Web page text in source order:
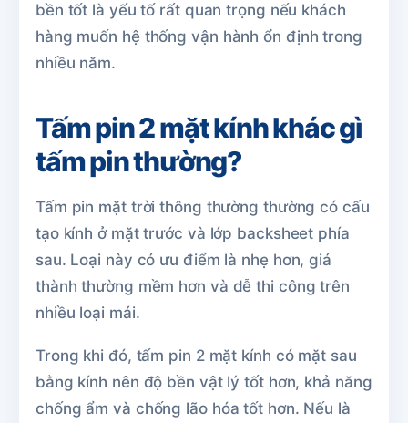
bền tốt là yếu tố rất quan trọng nếu khách
hàng muốn hệ thống vận hành ổn định trong
nhiều năm.
Tấm pin 2 mặt kính khác gì
tấm pin thường?
Tấm pin mặt trời thông thường thường có cấu
tạo kính ở mặt trước và lớp backsheet phía
sau. Loại này có ưu điểm là nhẹ hơn, giá
thành thường mềm hơn và dễ thi công trên
nhiều loại mái.
Trong khi đó, tấm pin 2 mặt kính có mặt sau
bằng kính nên độ bền vật lý tốt hơn, khả năng
chống ẩm và chống lão hóa tốt hơn. Nếu là